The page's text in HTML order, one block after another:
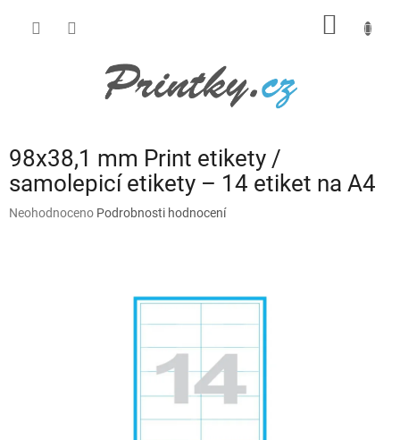
98x38,1 mm Print etikety /
samolepicí etikety – 14 etiket na A4
Průměrné
Neohodnoceno Podrobnosti hodnocení